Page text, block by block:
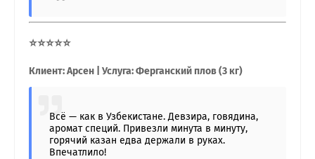
⭐⭐⭐⭐⭐
Клиент: Арсен | Услуга: Ферганский плов (3 кг)
Всё — как в Узбекистане. Девзира, говядина,
аромат специй. Привезли минута в минуту,
горячий казан едва держали в руках.
Впечатлило!